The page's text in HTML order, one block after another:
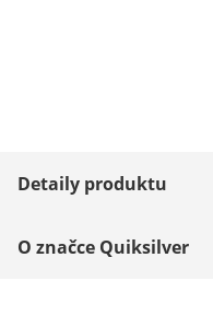
Detaily produktu
O značce Quiksilver